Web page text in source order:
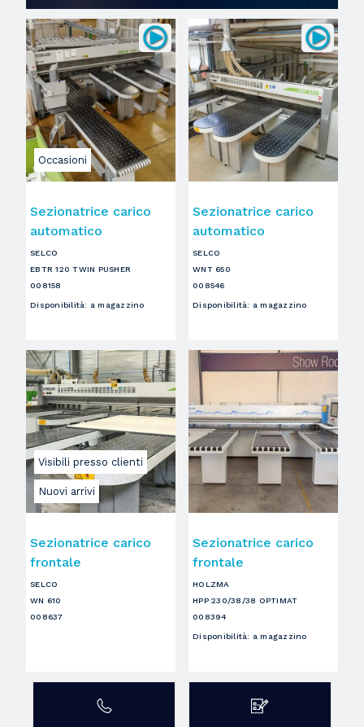
Occasioni
Sezionatrice carico
automatico
SELCO
EBTR 120 TWIN PUSHER
008158
Disponibilità: a magazzino
Sezionatrice carico
automatico
SELCO
WNT 650
008546
Disponibilità: a magazzino
Nuovi arrivi
Visibili presso clienti
Sezionatrice carico
frontale
SELCO
WN 610
008637
Sezionatrice carico
frontale
HOLZMA
HPP 230/38/38 OPTIMAT
008394
Disponibilità: a magazzino